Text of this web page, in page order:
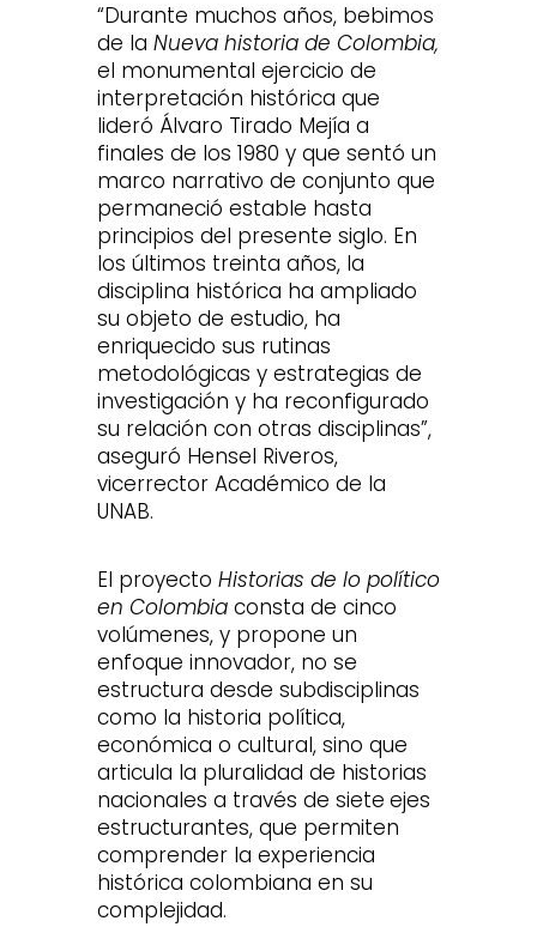
“Durante muchos años, bebimos
de la Nueva historia de Colombia,
el monumental ejercicio de
interpretación histórica que
lideró Álvaro Tirado Mejía a
finales de los 1980 y que sentó un
marco narrativo de conjunto que
permaneció estable hasta
principios del presente siglo. En
los últimos treinta años, la
disciplina histórica ha ampliado
su objeto de estudio, ha
enriquecido sus rutinas
metodológicas y estrategias de
investigación y ha reconfigurado
su relación con otras disciplinas”,
aseguró Hensel Riveros,
vicerrector Académico de la
UNAB.
El proyecto Historias de lo político
en Colombiaconsta de cinco
volúmenes, y propone un
enfoque innovador, no se
estructura desde subdisciplinas
como la historia política,
económica o cultural, sino que
articula la pluralidad de historias
nacionales a través de siete ejes
estructurantes, que permiten
comprender la experiencia
histórica colombiana en su
complejidad.